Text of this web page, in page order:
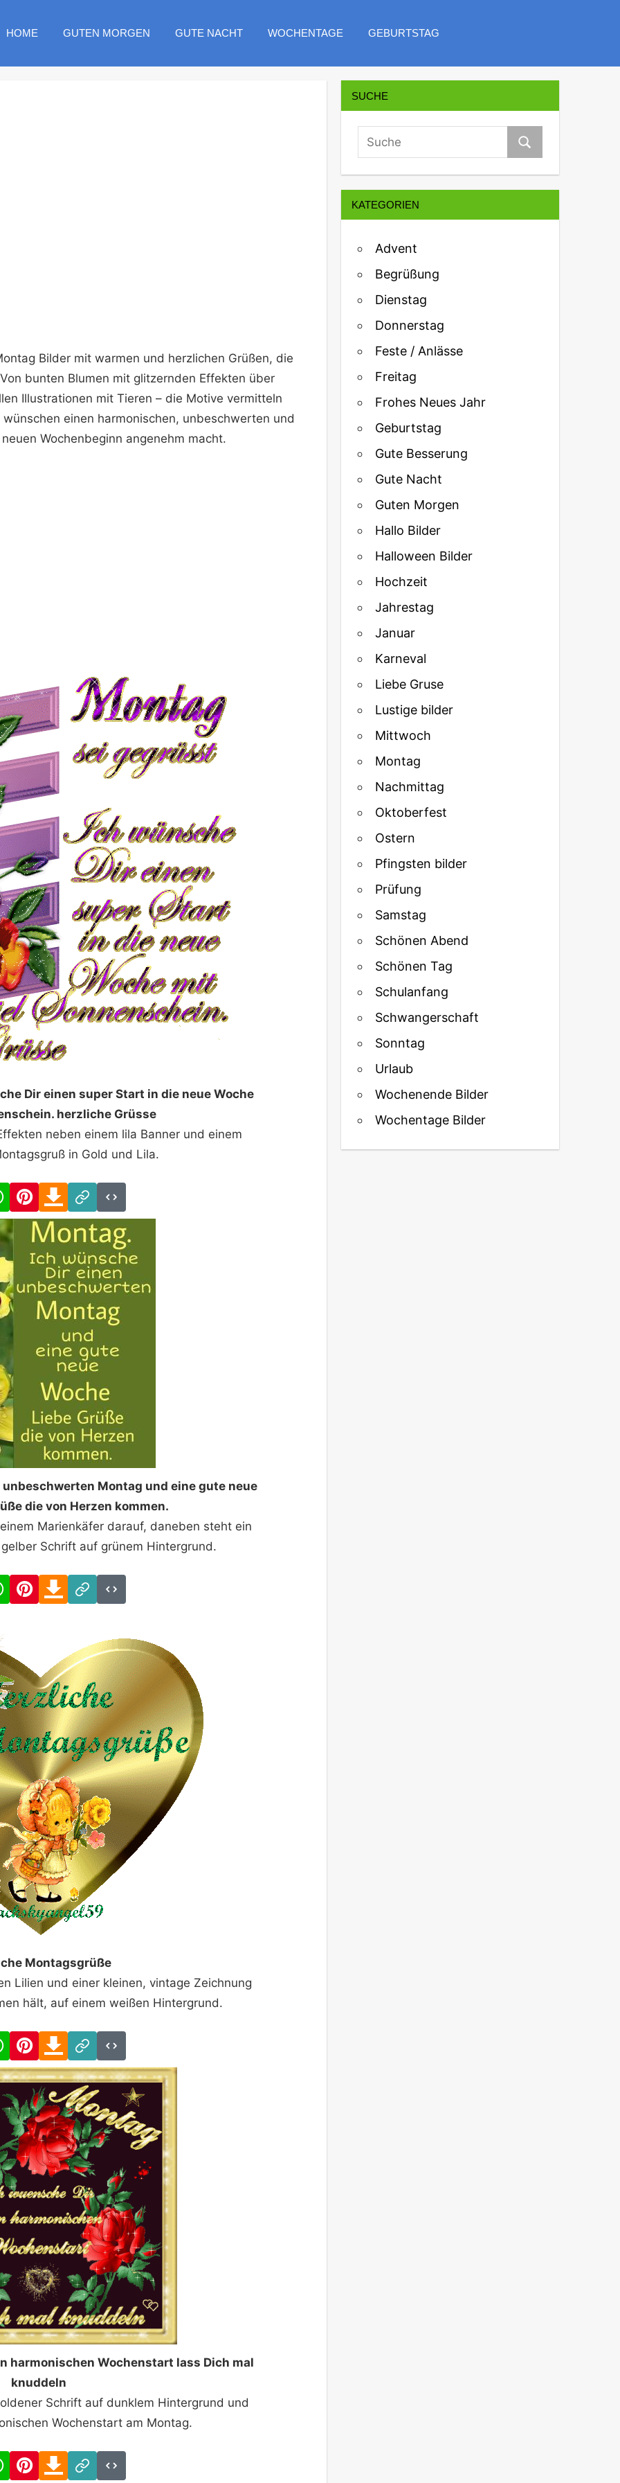
HOME GUTEN MORGEN GUTE NACHT WOCHENTAGE GEBURTSTAG
Bilder mit warmen und herzlichen Grüßen, die
bunten Blumen mit glitzernden Effekten über
Illustrationen mit Tieren – die Motive vermitteln
einen harmonischen, unbeschwerten und
Wochenbeginn angenehm macht.
Dir einen super Start in die neue Woche
herzliche Grüsse
neben einem lila Banner und einem
in Gold und Lila.
WhatsAppPinterestDownload
Link
Montag und eine gute neue
die von Herzen kommen.
Marienkäfer darauf, daneben steht ein
Schrift auf grünem Hintergrund.
WhatsAppPinterestDownload
Link
Montagsgrüße
Lilien und einer kleinen, vintage Zeichnung
hält, auf einem weißen Hintergrund.
WhatsAppPinterestDownload
Link
harmonischen Wochenstart lass Dich mal
knuddeln
Schrift auf dunklem Hintergrund und
Wochenstart am Montag.
WhatsAppPinterestDownload
Link
SUCHE
KATEGORIEN
Advent
Begrüßung
Dienstag
Donnerstag
Feste / Anlässe
Freitag
Frohes Neues Jahr
Geburtstag
Gute Besserung
Gute Nacht
Guten Morgen
Hallo Bilder
Halloween Bilder
Hochzeit
Jahrestag
Januar
Karneval
Liebe Gruse
Lustige bilder
Mittwoch
Montag
Nachmittag
Oktoberfest
Ostern
Pfingsten bilder
Prüfung
Samstag
Schönen Abend
Schönen Tag
Schulanfang
Schwangerschaft
Sonntag
Urlaub
Wochenende Bilder
Wochentage Bilder